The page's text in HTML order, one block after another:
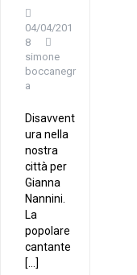
04/04/201
8
simone
boccanegr
a
Disavvent
ura nella
nostra
città per
Gianna
Nannini.
La
popolare
cantante
[…]